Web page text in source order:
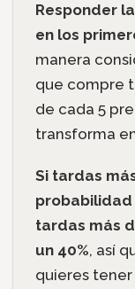
Responder
en los
manera
que compre
de cada 5
transforma
Si tardas
probabilidad
tardas más
un 40%, así
quieres tener